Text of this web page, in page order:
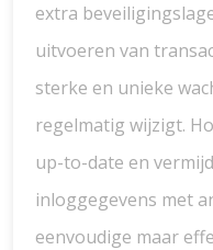
extra
uitvoeren van
sterke en unieke
regelmatig wijzigt.
up-to-date en
inloggegevens met
eenvoudige maar